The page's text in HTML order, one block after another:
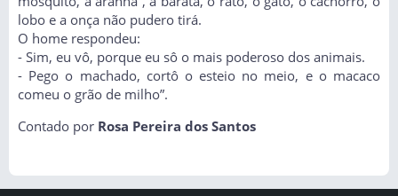
lobo e a onça não pudero tirá.
O home respondeu:
- Sim, eu vô, porque eu sô o mais poderoso dos animais.
- Pego o machado, cortô o esteio no meio, e o macaco
comeu o grão de milho”.
Contado por Rosa Pereira dos Santos